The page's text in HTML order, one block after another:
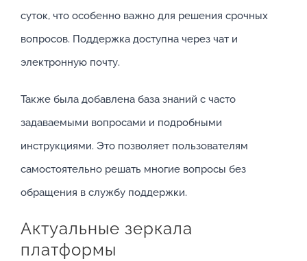
суток, что особенно важно для решения срочных
вопросов. Поддержка доступна через чат и
электронную почту.
Также была добавлена база знаний с часто
задаваемыми вопросами и подробными
инструкциями. Это позволяет пользователям
самостоятельно решать многие вопросы без
обращения в службу поддержки.
Актуальные зеркала
платформы